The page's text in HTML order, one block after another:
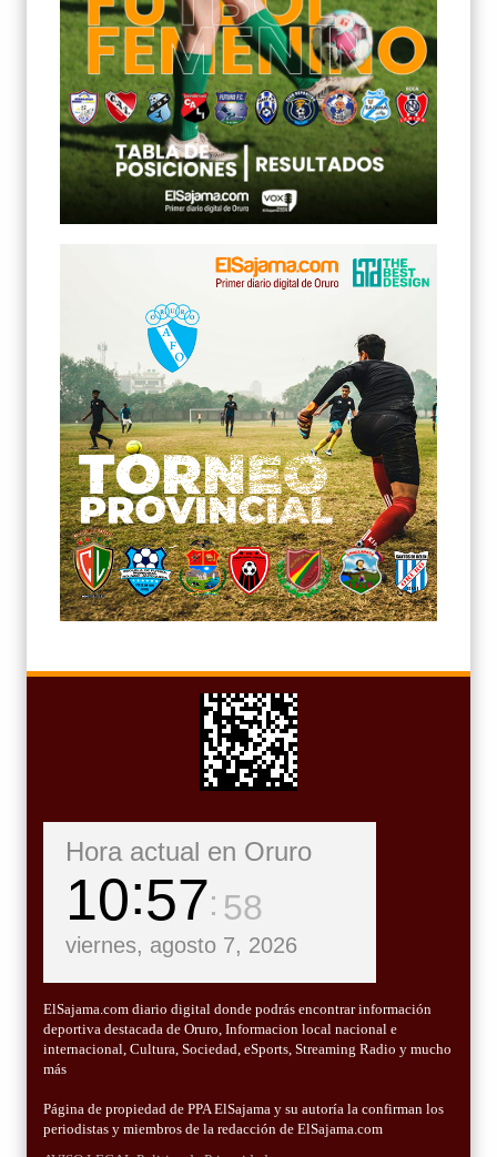
Hora actual en Oruro
10 57 59
viernes, agosto 7, 2026
ElSajama.com diario digital donde podrás encontrar información
deportiva destacada de Oruro, Informacion local nacional e
internacional, Cultura, Sociedad, eSports, Streaming Radio y mucho
más
Página de propiedad de PPA ElSajama y su autoría la confirman los
periodistas y miembros de la redacción de ElSajama.com